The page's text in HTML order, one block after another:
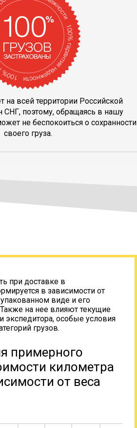
на всей территории Российской
СНГ, поэтому, обращаясь в нашу
не беспокоиться о сохранности
своего груза.
при доставке в
в зависимости от
упакованном виде и его
на нее влияют текущие
экспедитора, особые условия
грузов.
примерного
километра
от веса